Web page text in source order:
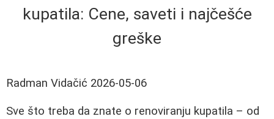
kupatila: Cene, saveti i najčešće
greške
Radman Vidačić 2026-05-06
Sve što treba da znate o renoviranju kupatila – od